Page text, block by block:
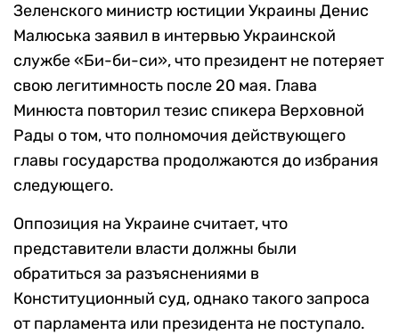
Зеленского министр юстиции Украины Денис
Малюська заявил в интервью Украинской
службе «Би-би-си», что президент не потеряет
свою легитимность после 20 мая. Глава
Минюста повторил тезис спикера Верховной
Рады о том, что полномочия действующего
главы государства продолжаются до избрания
следующего.
Оппозиция на Украине считает, что
представители власти должны были
обратиться за разъяснениями в
Конституционный суд, однако такого запроса
от парламента или президента не поступало.